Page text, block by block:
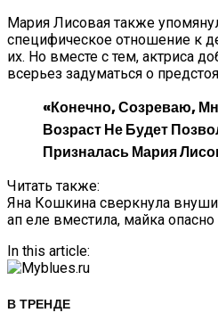
Мария Лисовая также
специфическое отношение к
их. Но вместе с тем, актриса
всерьез задуматься о
«Конечно, Созреваю,
Возраст Не Будет
Призналась Мария
Читать также:
Яна Кошкина сверкнула
ап еле вместила, майка опасно
In this article:
В ТРЕНДЕ